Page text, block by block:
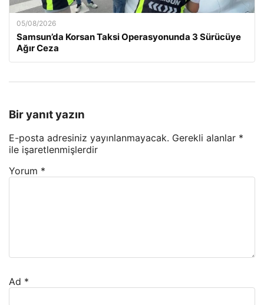
05/08/2026
Samsun’da Korsan Taksi Operasyonunda 3 Sürücüye
Ağır Ceza
Bir yanıt yazın
E-posta adresiniz yayınlanmayacak. Gerekli alanlar *
ile işaretlenmişlerdir
Yorum *
Ad *